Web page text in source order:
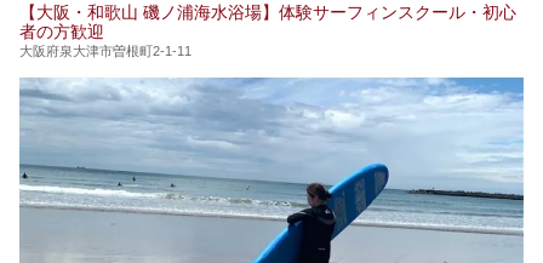
【大阪・和歌山 磯ノ浦海水浴場】体験サーフィンスクール・初心
者の方歓迎
大阪府泉大津市曽根町2-1-11